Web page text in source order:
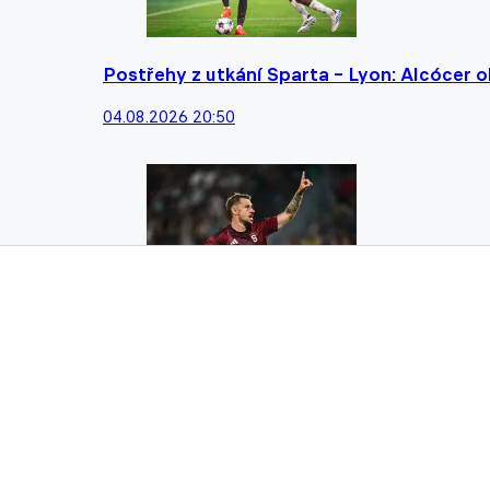
Postřehy z utkání Sparta – Lyon: Alcócer
04.08.2026 20:50